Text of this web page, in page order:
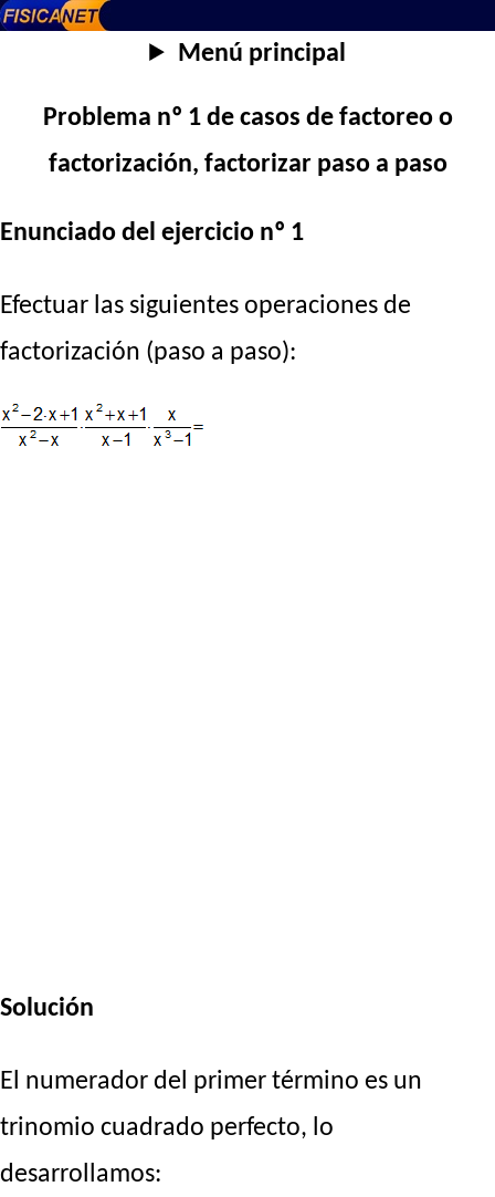
Menú principal
Problema nº 1 de casos de factoreo o
factorización, factorizar paso a paso
Enunciado del ejercicio nº 1
Efectuar las siguientes operaciones de
factorización (paso a paso):
Solución
El numerador del primer término es un
trinomio cuadrado perfecto, lo
desarrollamos: